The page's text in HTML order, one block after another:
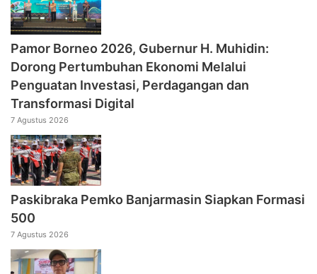
Pamor Borneo 2026, Gubernur H. Muhidin:
Dorong Pertumbuhan Ekonomi Melalui
Penguatan Investasi, Perdagangan dan
Transformasi Digital
7 Agustus 2026
Paskibraka Pemko Banjarmasin Siapkan Formasi
500
7 Agustus 2026